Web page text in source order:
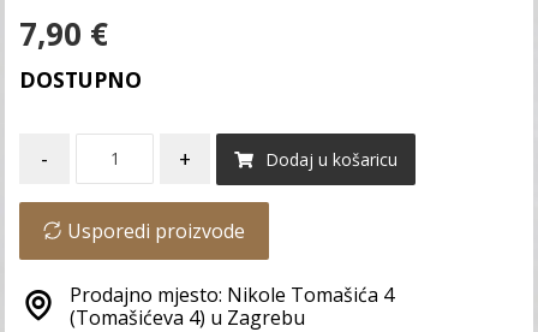
7,90 €
DOSTUPNO
- + Dodaj u košaricu
Usporedi proizvode
Prodajno mjesto: Nikole Tomašića 4
(Tomašićeva 4) u Zagrebu